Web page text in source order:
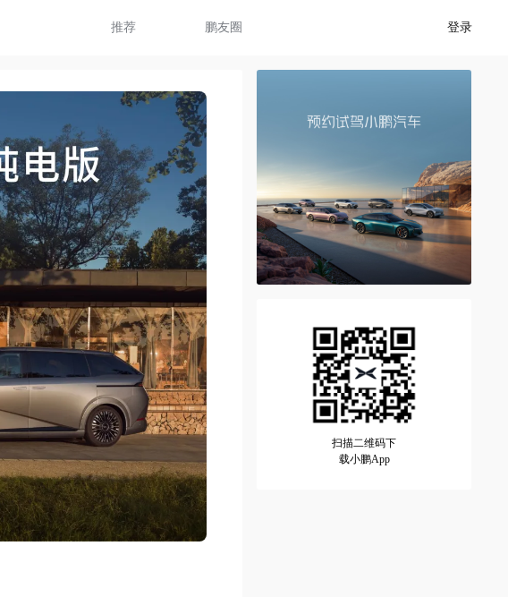
推荐 鹏友圈 登录
扫描二维码下
载小鹏App